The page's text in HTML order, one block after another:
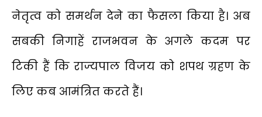
नेतृत्व को समर्थन देने का फैसला किया है। अब
सबकी निगाहें राजभवन के अगले कदम पर
टिकी हैं कि राज्यपाल विजय को शपथ ग्रहण के
लिए कब आमंत्रित करते हैं।